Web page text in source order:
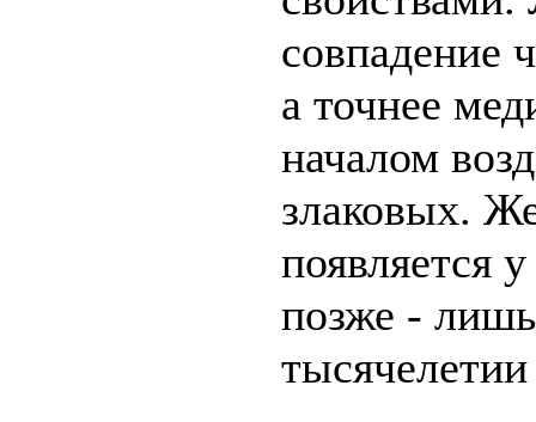
совпадение
а точнее
началом
злаковых.
появляется
позже -